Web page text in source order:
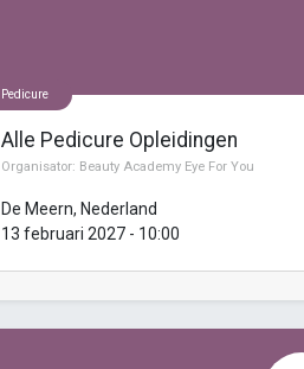
Pedicure
Alle Pedicure Opleidingen
Organisator: Beauty Academy Eye For You
De Meern, Nederland
13 februari 2027 - 10:00